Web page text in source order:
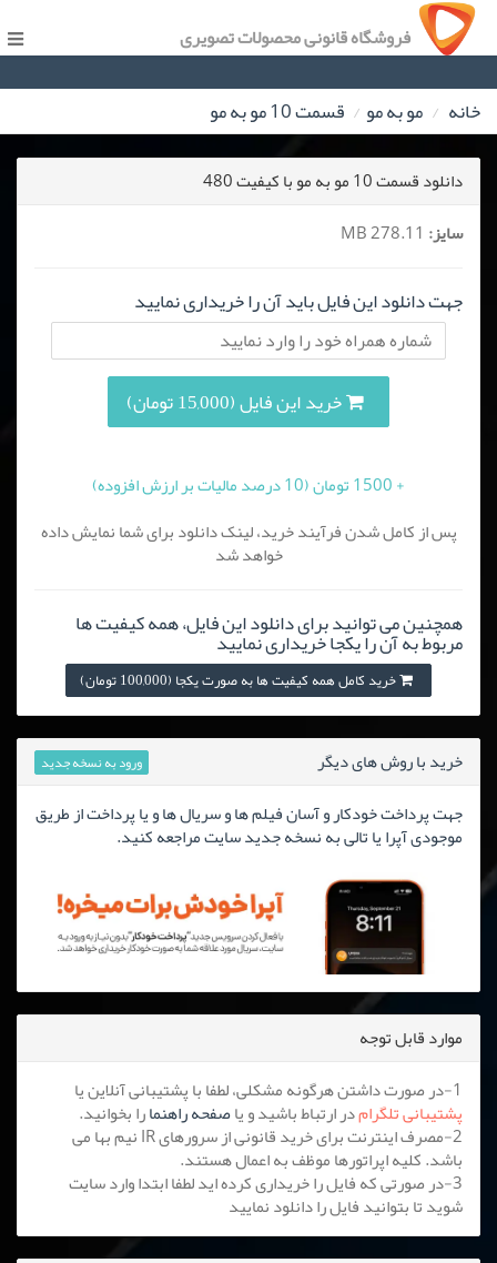
فروشگاه قانونی محصولات تصویری
خانه مو به مو قسمت 10 مو به مو
دانلود قسمت 10 مو به مو با کیفیت 480
سایز:
جهت دانلود این فایل باید آن را خریداری نمایید
خرید این فایل (15,000 تومان)
+ 1500 تومان (10 درصد مالیات بر ارزش افزوده)
پس از کامل شدن فرآیند خرید، لینک دانلود برای شما نمایش داده
خواهد شد
همچنین می توانید برای دانلود این فایل، همه کیفیت ها
مربوط به آن را یکجا خریداری نمایید
خرید کامل همه کیفیت ها به صورت یکجا (100,000 تومان)
خرید با روش های دیگر ورود به نسخه جدید
جهت پرداخت خودکار و آسان فیلم ها و سریال ها و یا پرداخت از طریق
موجودی آپرا یا تالی به نسخه جدید سایت مراجعه کنید.
موارد قابل توجه
1-در صورت داشتن هرگونه مشکلی، لطفا با پشتیبانی آنلاین یا
پشتیبانی تلگرامدر ارتباط باشید و یاصفحه راهنمارا بخوانید.
2-مصرف اینترنت برای خرید قانونی از سرورهای IR نیم بها می
باشد. کلیه اپراتورها موظف به اعمال هستند.
3-در صورتی که فایل را خریداری کرده اید لطفا ابتدا وارد سایت
شوید تا بتوانید فایل را دانلود نمایید